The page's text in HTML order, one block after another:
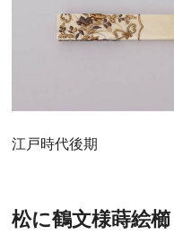
江戸時代後期
松に鶴文様蒔絵